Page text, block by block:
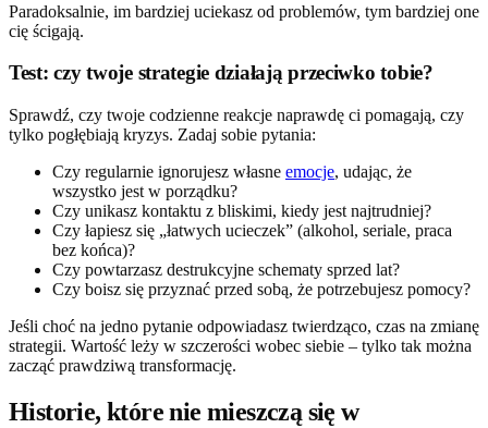
Paradoksalnie, im bardziej uciekasz od problemów, tym bardziej one
cię ścigają.
Test: czy twoje strategie działają przeciwko tobie?
Sprawdź, czy twoje codzienne reakcje naprawdę ci pomagają, czy
tylko pogłębiają kryzys. Zadaj sobie pytania:
Czy regularnie ignorujesz własne emocje, udając, że
wszystko jest w porządku?
Czy unikasz kontaktu z bliskimi, kiedy jest najtrudniej?
Czy łapiesz się „łatwych ucieczek” (alkohol, seriale, praca
bez końca)?
Czy powtarzasz destrukcyjne schematy sprzed lat?
Czy boisz się przyznać przed sobą, że potrzebujesz pomocy?
Jeśli choć na jedno pytanie odpowiadasz twierdząco, czas na zmianę
strategii. Wartość leży w szczerości wobec siebie – tylko tak można
zacząć prawdziwą transformację.
Historie, które nie mieszczą się w